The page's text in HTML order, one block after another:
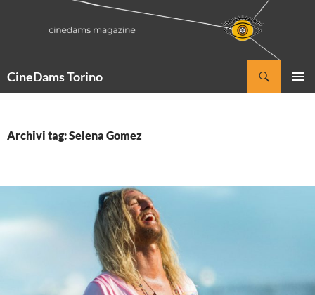
CineDams Torino
Archivi tag: Selena Gomez